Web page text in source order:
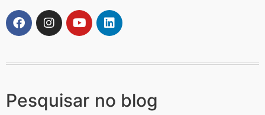
Pesquisar no blog